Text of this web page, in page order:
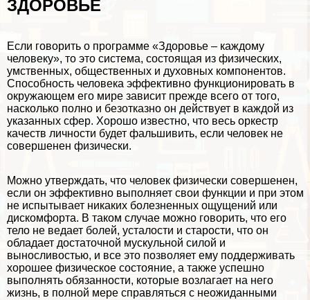
ЗДОРОВЬЕ
Если говорить о программе «Здоровье – каждому
человеку», то это система, состоящая из физических,
умственных, общественных и духовных компонентов.
Способность человека эффективно функционировать в
окружающем его мире зависит прежде всего от того,
насколько полно и безотказно он действует в каждой из
указанных сфер. Хорошо известно, что весь оркестр
качеств личности будет фальшивить, если человек не
совершенен физически.
Можно утверждать, что человек физически совершенен,
если он эффективно выполняет свои функции и при этом
не испытывает никаких болезненных ощущений или
дискомфорта. В таком случае можно говорить, что его
тело не ведает болей, усталости и старости, что он
обладает достаточной мускульной силой и
выносливостью, и все это позволяет ему поддерживать
хорошее физическое состояние, а также успешно
выполнять обязанности, которые возлагает на него
жизнь, в полной мере справляться с неожиданными